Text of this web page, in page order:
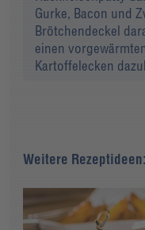
Gurke, Bacon und
Brötchendeckel
einen
Kartoffelecken
Weitere Rezeptideen: